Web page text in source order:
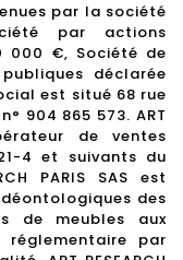
par la société
par actions
000 €, Société de
déclarée
est situé 68 rue
904 865 573. ART
de ventes
4 et suivants du
PARIS SAS est
des
de meubles aux
réglementaire par